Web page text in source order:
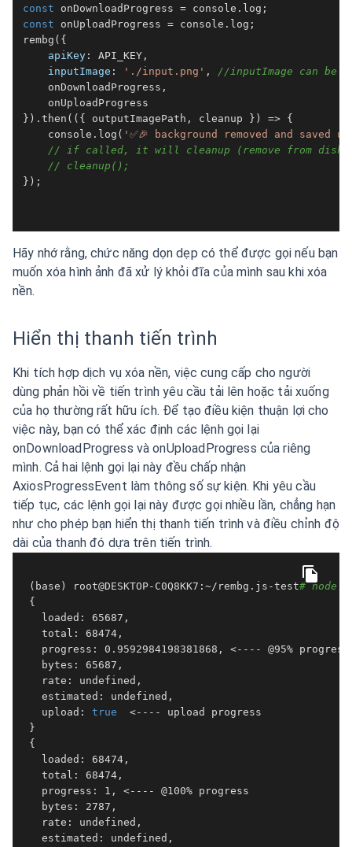
const onDownloadProgress = console . log
const onUploadProgress = console . log
rembg ({
apiKey : API_KEY ,
inputImage : './input.png' , //inputImage can
    onDownloadProgress,
    onUploadProgress
}). then ( ( { outputImagePath, cleanup } ) => {
console . log ( '✅🎉 background removed and saved
// if called, it will cleanup (remove from disk)
// cleanup();
});
Hãy nhớ rằng, chức năng dọn dẹp có thể được gọi nếu bạn
muốn xóa hình ảnh đã xử lý khỏi đĩa của mình sau khi xóa
nền.
Hiển thị thanh tiến trình
Khi tích hợp dịch vụ xóa nền, việc cung cấp cho người
dùng phản hồi về tiến trình yêu cầu tải lên hoặc tải xuống
của họ thường rất hữu ích. Để tạo điều kiện thuận lợi cho
việc này, bạn có thể xác định các lệnh gọi lại
onDownloadProgress và onUploadProgress của riêng
mình. Cả hai lệnh gọi lại này đều chấp nhận
AxiosProgressEvent làm thông số sự kiện. Khi yêu cầu
tiếp tục, các lệnh gọi lại này được gọi nhiều lần, chẳng hạn
như cho phép bạn hiển thị thanh tiến trình và điều chỉnh độ
dài của thanh đó dựa trên tiến trình.
(base) root@DESKTOP-C0Q8KK7:~/rembg.js-test# node
{
   loaded: 65687,
   total: 68474,
progress: 0.9592984198381868, <---- @95%
   bytes: 65687,
   rate: undefined,
   estimated: undefined,
   upload:
true
  <---- upload progress
}
{
   loaded: 68474,
   total: 68474,
   progress: 1, <---- @100% progress
   bytes: 2787,
   rate: undefined,
   estimated: undefined,